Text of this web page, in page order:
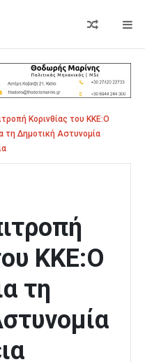
Κορινθίας του ΚΚΕ:Ο
τη Δημοτική Αστυνομία
ΚΚΕ:Ο
τη